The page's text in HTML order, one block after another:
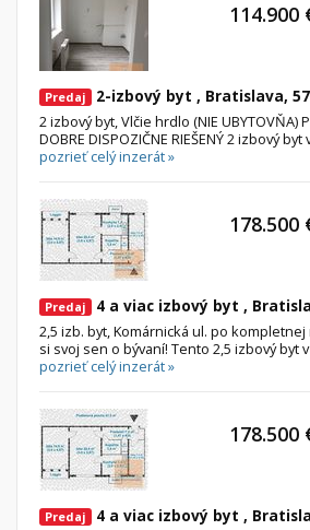
Predaj 2-izbový byt , Bratislava,
2 izbový byt, Vlčie hrdlo (NIE UBYTOVŇA)
DOBRE DISPOZIČNE RIEŠENÝ 2 izbový
pozrieť celý inzerát »
114.900
Predaj 4 a viac izbový byt ,
2,5 izb. byt, Komárnická ul. po
si svoj sen o bývaní! Tento 2,5 izbový byt
pozrieť celý inzerát »
178.500
Predaj 4 a viac izbový byt ,
178.500